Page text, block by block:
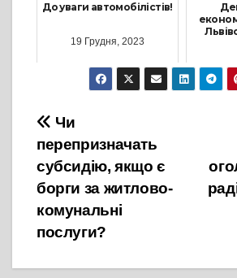
До уваги автомобілістів!
19 Грудня, 2023
Навігація
записів
Чи
перепризначать
субсидію, якщо є
борги за житлово-
комунальні
послуги?